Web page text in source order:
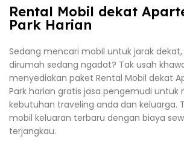
Rental Mobil dekat
Park Harian
Sedang mencari mobil untuk jarak
dirumah sedang ngadat? Tak usah
menyediakan paket Rental Mobil dekat
Park harian gratis jasa pengemudi untuk
kebutuhan traveling anda dan keluarga.
mobil keluaran terbaru dengan biaya
terjangkau.